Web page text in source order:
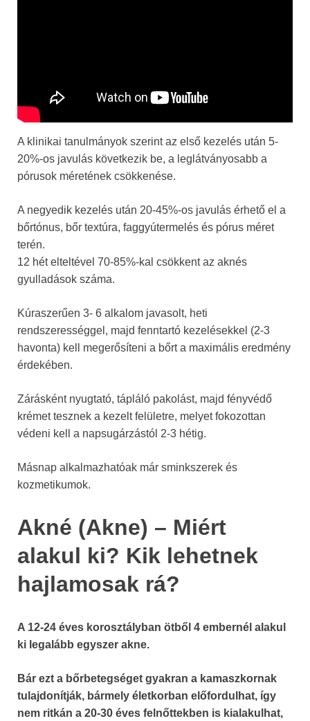
A klinikai tanulmányok szerint az első kezelés után 5-
20%-os javulás következik be, a leglátványosabb a
pórusok méretének csökkenése.
A negyedik kezelés után 20-45%-os javulás érhető el a
bőrtónus, bőr textúra, faggyútermelés és pórus méret
terén.
12 hét elteltével 70-85%-kal csökkent az aknés
gyulladások száma.
Kúraszerűen 3- 6 alkalom javasolt, heti
rendszerességgel, majd fenntartó kezelésekkel (2-3
havonta) kell megerősíteni a bőrt a maximális eredmény
érdekében.
Zárásként nyugtató, tápláló pakolást, majd fényvédő
krémet tesznek a kezelt felületre, melyet fokozottan
védeni kell a napsugárzástól 2-3 hétig.
Másnap alkalmazhatóak már sminkszerek és
kozmetikumok.
Akné (Akne) – Miért
alakul ki? Kik lehetnek
hajlamosak rá?
A 12-24 éves korosztályban ötből 4 embernél alakul
ki legalább egyszer akne.
Bár ezt a bőrbetegséget gyakran a kamaszkornak
tulajdonítják, bármely életkorban előfordulhat, így
nem ritkán a 20-30 éves felnőttekben is kialakulhat,